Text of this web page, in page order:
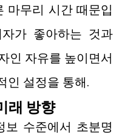
마무리 시간 때문입
가 좋아하는 것과
인 자유를 높이면서
인 설정을 통해.
래 방향
수준에서 초분명